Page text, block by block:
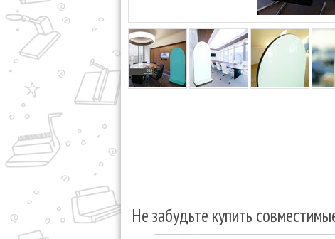
Не забудьте купить